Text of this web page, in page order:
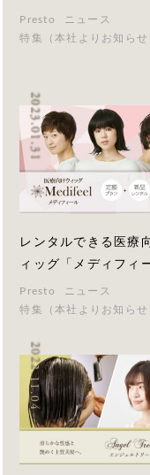
Presto
ニュース
特集（本社よりお知らせ
2023.01.31
レンタルできる医療
ィッグ「メディフィ
Presto
ニュース
特集（本社よりお知らせ
2022.11.04